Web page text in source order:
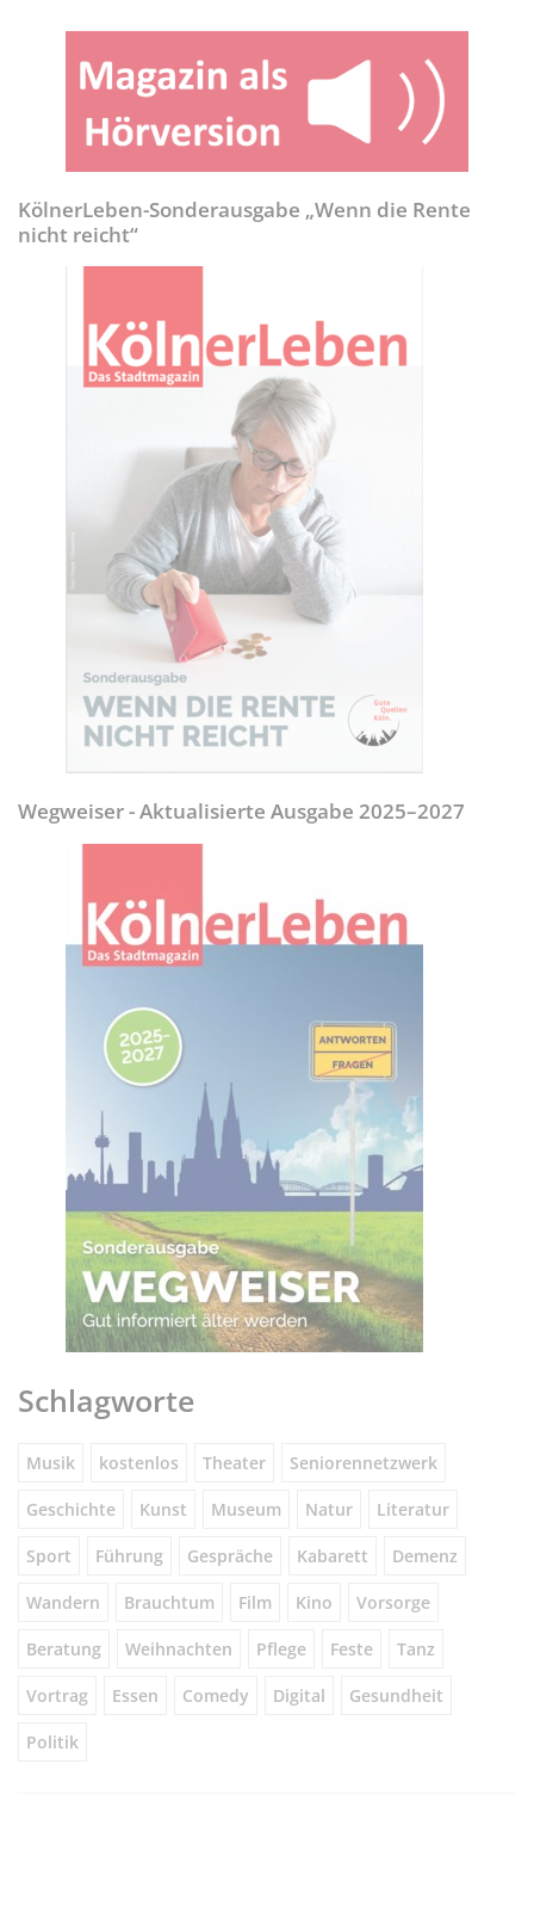
KölnerLeben-Sonderausgabe „Wenn die Rente
nicht reicht“
Wegweiser - Aktualisierte Ausgabe 2025–2027
Schlagworte
Musik kostenlos Theater Seniorennetzwerk
Geschichte Kunst Museum Natur Literatur
Sport Führung Gespräche Kabarett Demenz
Wandern Brauchtum Film Kino Vorsorge
Beratung Weihnachten Pflege Feste Tanz
Vortrag Essen Comedy Digital Gesundheit
Politik